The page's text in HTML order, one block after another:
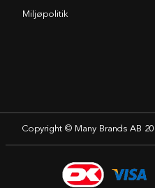
Miljøpolitik
Copyright © Many Brands AB